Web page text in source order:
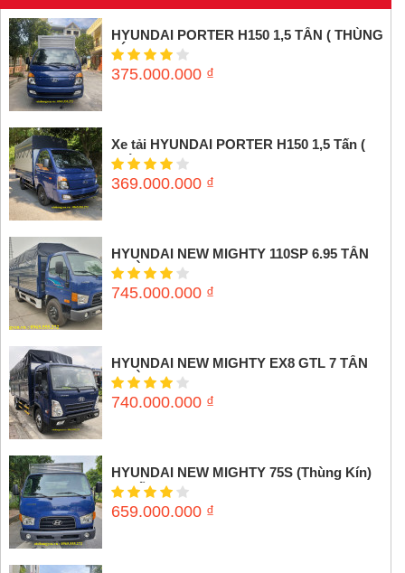
HYUNDAI PORTER H150 1,5 TẤN ( THÙNG
KÍN INOX)
375.000.000 ₫
Xe tải HYUNDAI PORTER H150 1,5 Tấn (
Thùng mui bạt)
369.000.000 ₫
HYUNDAI NEW MIGHTY 110SP 6.95 TẤN
(THÙNG MUI BẠT)
745.000.000 ₫
HYUNDAI NEW MIGHTY EX8 GTL 7 TẤN
(THÙNG MUI BẠT)
740.000.000 ₫
HYUNDAI NEW MIGHTY 75S (Thùng Kín)
3,5 tấn
659.000.000 ₫